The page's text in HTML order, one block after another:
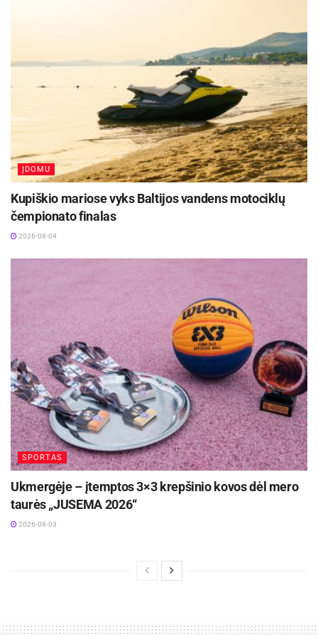
Šaltinis: Kauno rajono savivaldybė
ĮDOMU
Kupiškio mariose vyks Baltijos vandens motociklų
čempionato finalas
2026-08-04
SPORTAS
Ukmergėje – įtemptos 3×3 krepšinio kovos dėl mero
taurės „JUSEMA 2026“
2026-08-03